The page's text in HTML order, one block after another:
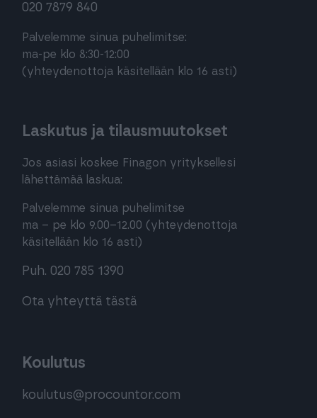
020 7879 840
Palvelemme sinua puhelimitse:
ma-pe klo 8:30-12:00
(yhteydenottoja käsitellään klo 16 asti)
Laskutus ja tilausmuutokset
Jos asiasi koskee Finagon yrityksellesi
lähettämää laskua:
Palvelemme sinua puhelimitse
ma – pe klo 9.00–12.00 (yhteydenottoja
käsitellään klo 16 asti)
Puh. 020 785 1390
Ota yhteyttä tästä
Koulutus
koulutus@procountor.com